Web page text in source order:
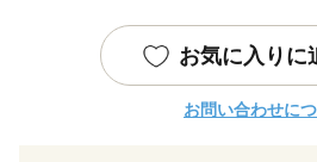
お気に入りに
お問い合わせに